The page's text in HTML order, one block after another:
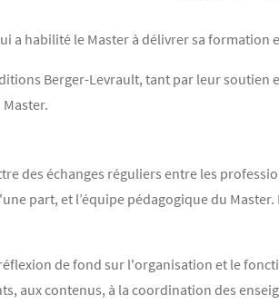
a habilité le Master à délivrer sa formation
Berger-Levrault, tant par leur
des échanges réguliers entre les
part, et l’équipe pédagogique du
de fond sur l'organisation et le
aux contenus, à la coordination des